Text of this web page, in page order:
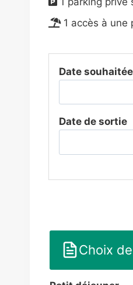
1 accès à une
Date souhaitée
Date de sortie
Choix